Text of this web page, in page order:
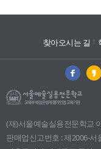
찾아오시는 길
(재)서울예술실용전문학교
판매업신고번호 : 제2006-서